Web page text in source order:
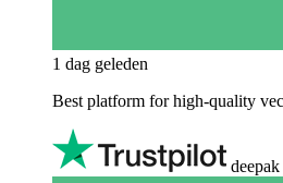
1 dag geleden
Best platform for high-quality